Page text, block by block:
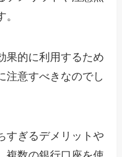
果的に利用するため
注意すべきなのでし
すぎるデメリットや